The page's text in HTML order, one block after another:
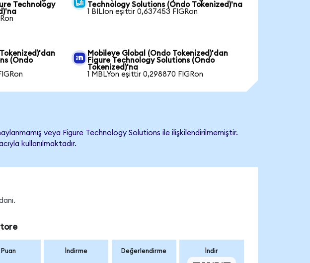
Technology
Technology Solutions (Ondo Tokenized)'na
1 BILIon eşittir 0,637453 FIGRon
(Ondo
Mobileye Global (Ondo Tokenized)'dan
Figure Technology Solutions (Ondo
Tokenized)'na
1 MBLYon eşittir 0,298870 FIGRon
veya Figure Technology Solutions ile ilişkilendirilmemiştir.
kullanılmaktadır.
Puan İndirme Değerlendirme İndir